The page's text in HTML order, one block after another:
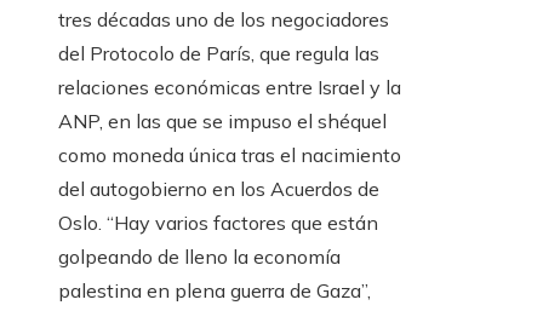
tres décadas uno de los negociadores
del Protocolo de París, que regula las
relaciones económicas entre Israel y la
ANP, en las que se impuso el shéquel
como moneda única tras el nacimiento
del autogobierno en los Acuerdos de
Oslo. “Hay varios factores que están
golpeando de lleno la economía
palestina en plena guerra de Gaza”,